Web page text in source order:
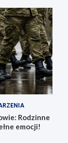
Rodzinne
emocji!